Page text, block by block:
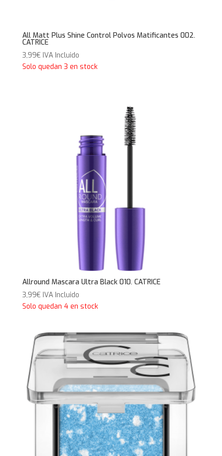
All Matt Plus Shine Control Polvos Matificantes 002.
CATRICE
3,99€ IVA Incluido
Solo quedan 3 en stock
Allround Mascara Ultra Black 010. CATRICE
3,99€ IVA Incluido
Solo quedan 4 en stock